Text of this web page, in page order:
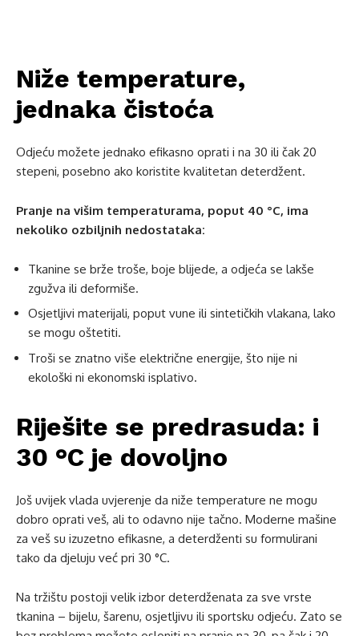
Niže temperature,
jednaka čistoća
Odjeću možete jednako efikasno oprati i na 30 ili čak 20
stepeni, posebno ako koristite kvalitetan deterdžent.
Pranje na višim temperaturama, poput 40 °C, ima
nekoliko ozbiljnih nedostataka:
Tkanine se brže troše, boje blijede, a odjeća se lakše
zgužva ili deformiše.
Osjetljivi materijali, poput vune ili sintetičkih vlakana, lako
se mogu oštetiti.
Troši se znatno više električne energije, što nije ni
ekološki ni ekonomski isplativo.
Riješite se predrasuda: i
30 °C je dovoljno
Još uvijek vlada uvjerenje da niže temperature ne mogu
dobro oprati veš, ali to odavno nije tačno. Moderne mašine
za veš su izuzetno efikasne, a deterdženti su formulirani
tako da djeluju već pri 30 °C.
Na tržištu postoji velik izbor deterdženata za sve vrste
tkanina – bijelu, šarenu, osjetljivu ili sportsku odjeću. Zato se